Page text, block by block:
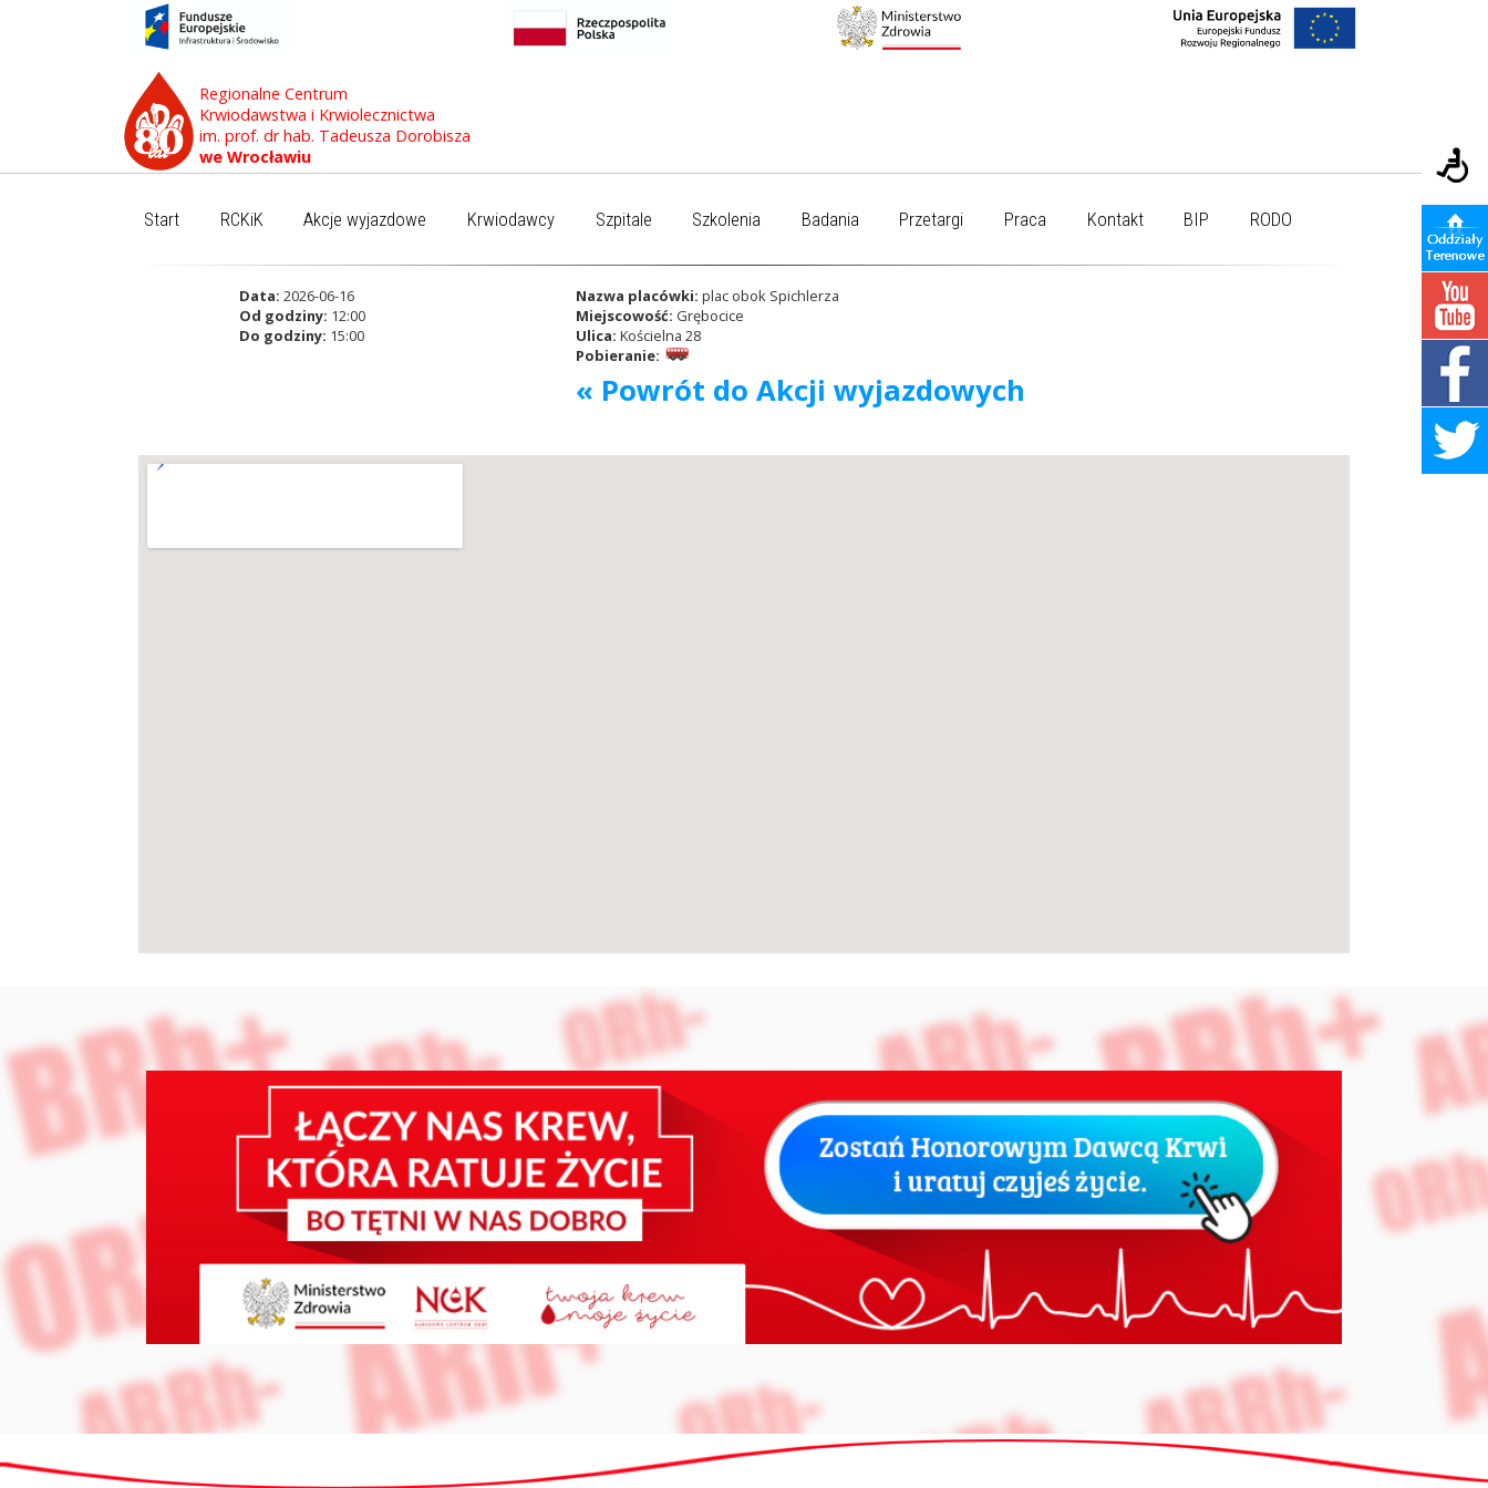
Regionalne Centrum
Krwiodawstwa i Krwiolecznictwa
im. prof. dr hab. Tadeusza Dorobisza
we Wrocławiu
Start RCKiK Akcje wyjazdowe Krwiodawcy Szpitale Szkolenia Badania Przetargi Praca Kontakt BIP RODO
Data: 2026-06-16
Od godziny: 12:00
Do godziny: 15:00
Nazwa placówki: plac obok Spichlerza
Miejscowość: Grębocice
Ulica: Kościelna 28
Pobieranie:
« Powrót do Akcji wyjazdowych